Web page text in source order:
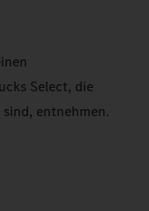
Select, die
entnehmen.